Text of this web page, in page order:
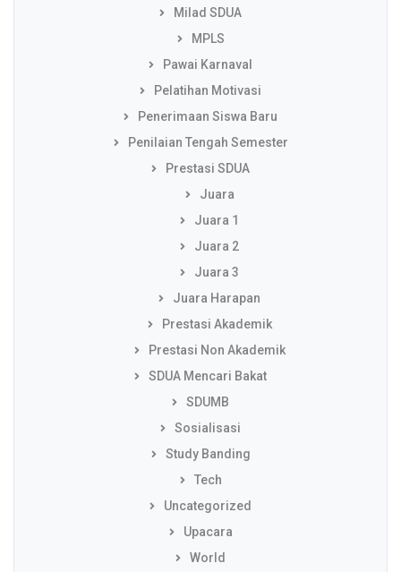
Milad SDUA
MPLS
Pawai Karnaval
Pelatihan Motivasi
Penerimaan Siswa Baru
Penilaian Tengah Semester
Prestasi SDUA
Juara
Juara 1
Juara 2
Juara 3
Juara Harapan
Prestasi Akademik
Prestasi Non Akademik
SDUA Mencari Bakat
SDUMB
Sosialisasi
Study Banding
Tech
Uncategorized
Upacara
World